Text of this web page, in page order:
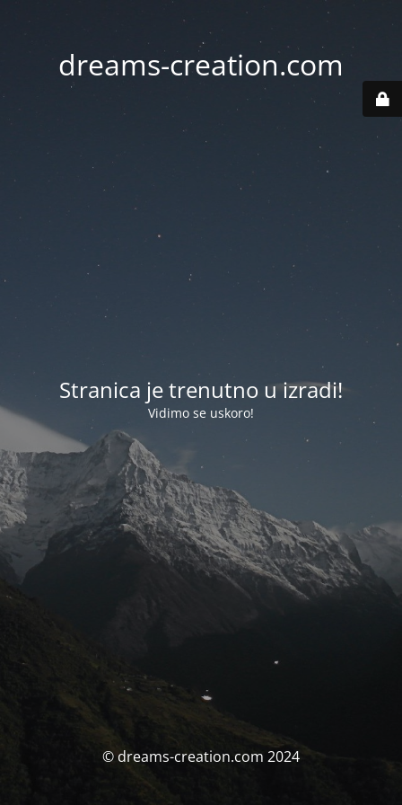
dreams-creation.com
Stranica je trenutno u izradi!
Vidimo se uskoro!
© dreams-creation.com 2024